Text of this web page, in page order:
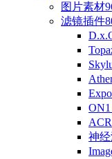
图片素材
滤镜插件
ON1
神经